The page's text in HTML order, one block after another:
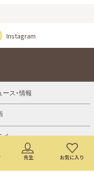
先生 お気に入り
Instagram
ース・情報
メ
ト